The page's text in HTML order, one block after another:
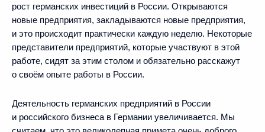
рост германских инвестиций в России. Открываются
новые предприятия, закладываются новые предприятия,
и это происходит практически каждую неделю. Некоторые
представители предприятий, которые участвуют в этой
работе, сидят за этим столом и обязательно расскажут
о своём опыте работы в России.
Деятельность германских предприятий в России
и российского бизнеса в Германии увеличивается. Мы